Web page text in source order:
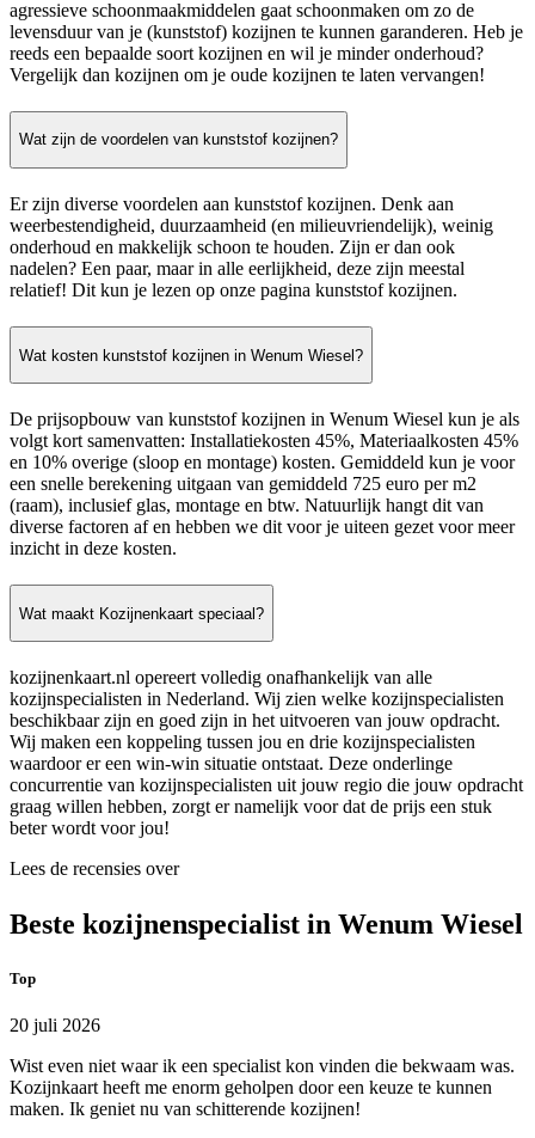
agressieve schoonmaakmiddelen gaat schoonmaken om zo de
levensduur van je (kunststof) kozijnen te kunnen garanderen. Heb je
reeds een bepaalde soort kozijnen en wil je minder onderhoud?
Vergelijk dan kozijnen om je oude kozijnen te laten vervangen!
Wat zijn de voordelen van kunststof kozijnen?
Er zijn diverse voordelen aan kunststof kozijnen. Denk aan
weerbestendigheid, duurzaamheid (en milieuvriendelijk), weinig
onderhoud en makkelijk schoon te houden. Zijn er dan ook
nadelen? Een paar, maar in alle eerlijkheid, deze zijn meestal
relatief! Dit kun je lezen op onze pagina kunststof kozijnen.
Wat kosten kunststof kozijnen in Wenum Wiesel?
De prijsopbouw van kunststof kozijnen in Wenum Wiesel kun je als
volgt kort samenvatten: Installatiekosten 45%, Materiaalkosten 45%
en 10% overige (sloop en montage) kosten. Gemiddeld kun je voor
een snelle berekening uitgaan van gemiddeld 725 euro per m2
(raam), inclusief glas, montage en btw. Natuurlijk hangt dit van
diverse factoren af en hebben we dit voor je uiteen gezet voor meer
inzicht in deze kosten.
Wat maakt Kozijnenkaart speciaal?
kozijnenkaart.nl opereert volledig onafhankelijk van alle
kozijnspecialisten in Nederland. Wij zien welke kozijnspecialisten
beschikbaar zijn en goed zijn in het uitvoeren van jouw opdracht.
Wij maken een koppeling tussen jou en drie kozijnspecialisten
waardoor er een win-win situatie ontstaat. Deze onderlinge
concurrentie van kozijnspecialisten uit jouw regio die jouw opdracht
graag willen hebben, zorgt er namelijk voor dat de prijs een stuk
beter wordt voor jou!
Lees de recensies over
Beste kozijnenspecialist in Wenum Wiesel
Top
20 juli 2026
Wist even niet waar ik een specialist kon vinden die bekwaam was.
Kozijnkaart heeft me enorm geholpen door een keuze te kunnen
maken. Ik geniet nu van schitterende kozijnen!